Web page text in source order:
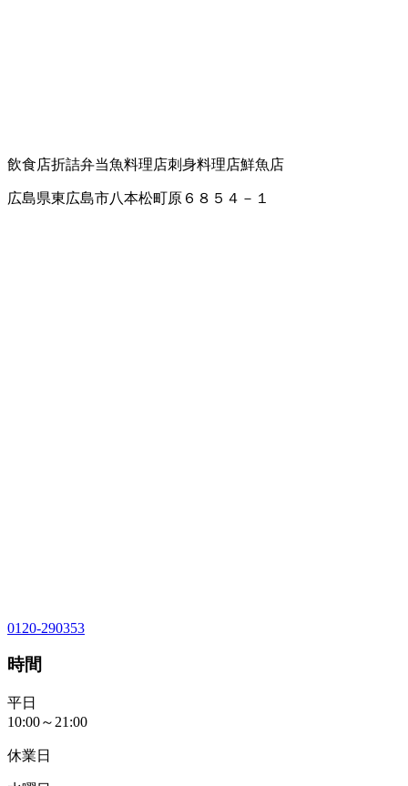
飲食店折詰弁当魚料理店刺身料理店鮮魚店
広島県東広島市八本松町原６８５４－１
0120-290353
時間
平日
10:00～21:00
休業日